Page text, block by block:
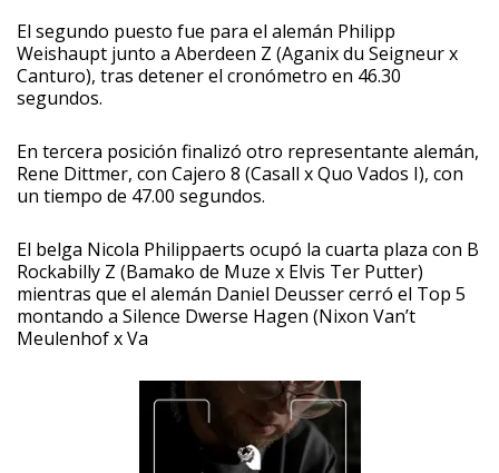
El segundo puesto fue para el alemán Philipp
Weishaupt junto a Aberdeen Z (Aganix du Seigneur x
Canturo), tras detener el cronómetro en 46.30
segundos.
En tercera posición finalizó otro representante alemán,
Rene Dittmer, con Cajero 8 (Casall x Quo Vados I), con
un tiempo de 47.00 segundos.
El belga Nicola Philippaerts ocupó la cuarta plaza con B
Rockabilly Z (Bamako de Muze x Elvis Ter Putter)
mientras que el alemán Daniel Deusser cerró el Top 5
montando a Silence Dwerse Hagen (Nixon Van’t
Meulenhof x Va